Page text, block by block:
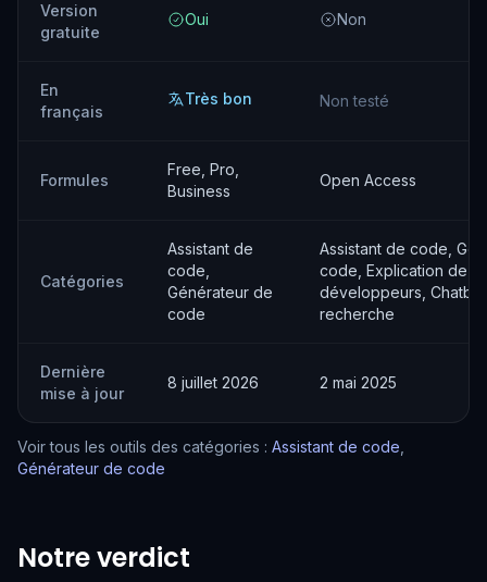
Version
gratuite
Oui Non
En
français
Très bon Non testé
Formules
Free, Pro,
Business
Open Access
Catégories
Assistant de
code,
Générateur de
code
Assistant de code,
code, Explication de
développeurs,
recherche
Dernière
mise à jour
8 juillet 2026 2 mai 2025
Voir tous les outils des catégories : Assistant de code
Générateur de code
Notre verdict